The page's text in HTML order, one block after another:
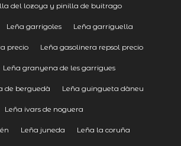
del lozoya y pinilla de buitrago
Leña garrigoles Leña garriguella
precio Leña gasolinera repsol precio
Leña granyena de les garrigues
de berguedà Leña guingueta dàneu
Leña ivars de noguera
Leña juneda Leña la coruña